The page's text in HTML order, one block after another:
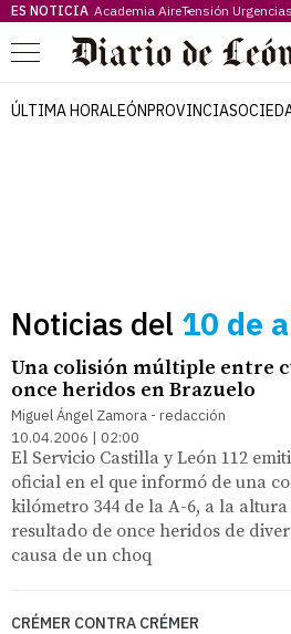
ES NOTICIA Academia AireTensión Urgencias
Menú
ÚLTIMA HORALEÓNPROVINCIA
Noticias del 10 de
Una colisión múltiple entre
once heridos en Brazuelo
Miguel Ángel Zamora - redacción
10.04.2006 | 02:00
El Servicio Castilla y León 112
oficial en el que informó de una
kilómetro 344 de la A-6, a la
resultado de once heridos de
causa de un choq
CRÉMER CONTRA CRÉMER